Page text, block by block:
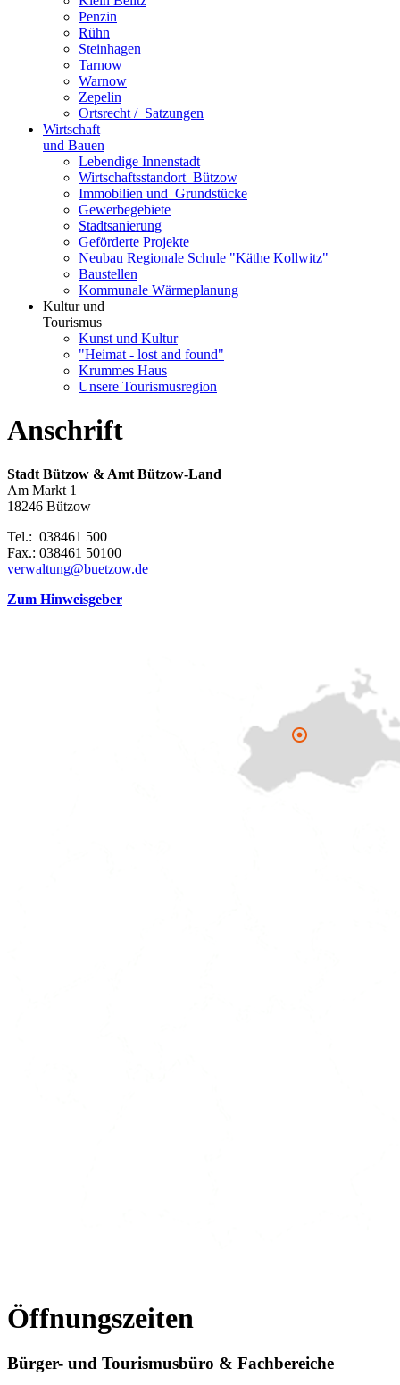
Penzin
Rühn
Steinhagen
Tarnow
Warnow
Zepelin
Ortsrecht / ­ Satzungen
Wirtschaft
und Bauen
Lebendige Innenstadt
Wirtschaftsstand­ort ­ Bützow
Immobilien und ­ Grundstücke
Gewerbegebiete
Stadtsanierung
Geförderte Projekte
Neubau Regionale Schule "Käthe Kollwitz"
Baustellen
Kommunale Wärmeplanung
Kultur und
Tourismus
Kunst und Kultur
"Heimat - lost and found"
Krummes Haus
Unsere Tourismusregion
Anschrift
Stadt Bützow & Amt Bützow-Land
Am Markt 1
18246 Bützow
Tel.: 038461 500
Fax.: 038461 50100
verwaltung@buetzow.de
Zum Hinweisgeber
Öffnungszeiten
Bürger- und Tourismusbüro & Fachbereiche